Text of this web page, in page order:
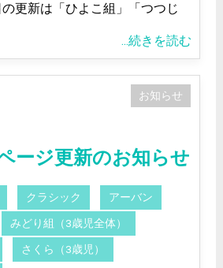
更新は「ひよこ組」「つつじ
...続きを読む
ージ更新のお知らせ
お知らせ
クラシック アーバン
みどり組（3歳児全体）
さくら（3歳児）